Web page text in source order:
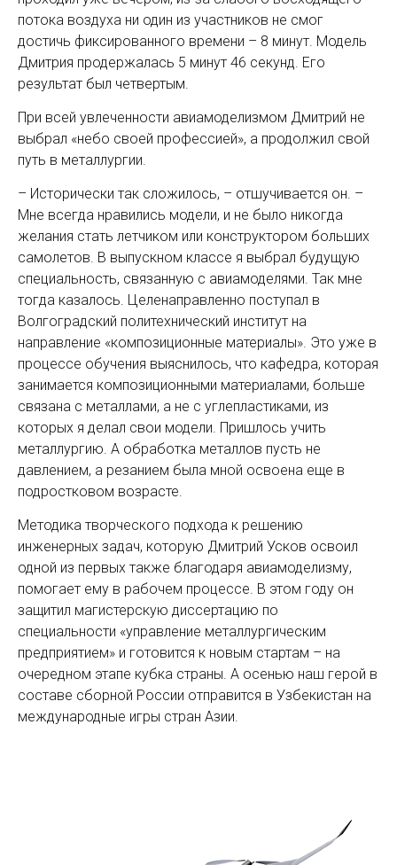
потока воздуха ни один из участников не смог
достичь фиксированного времени – 8 минут. Модель
Дмитрия продержалась 5 минут 46 секунд. Его
результат был четвертым.
При всей увлеченности авиамоделизмом Дмитрий не
выбрал «небо своей профессией», а продолжил свой
путь в металлургии.
– Исторически так сложилось, – отшучивается он. –
Мне всегда нравились модели, и не было никогда
желания стать летчиком или конструктором больших
самолетов. В выпускном классе я выбрал будущую
специальность, связанную с авиамоделями. Так мне
тогда казалось. Целенаправленно поступал в
Волгоградский политехнический институт на
направление «композиционные материалы». Это уже в
процессе обучения выяснилось, что кафедра, которая
занимается композиционными материалами, больше
связана с металлами, а не с углепластиками, из
которых я делал свои модели. Пришлось учить
металлургию. А обработка металлов пусть не
давлением, а резанием была мной освоена еще в
подростковом возрасте.
Методика творческого подхода к решению
инженерных задач, которую Дмитрий Усков освоил
одной из первых также благодаря авиамоделизму,
помогает ему в рабочем процессе. В этом году он
защитил магистерскую диссертацию по
специальности «управление металлургическим
предприятием» и готовится к новым стартам – на
очередном этапе кубка страны. А осенью наш герой в
составе сборной России отправится в Узбекистан на
международные игры стран Азии.